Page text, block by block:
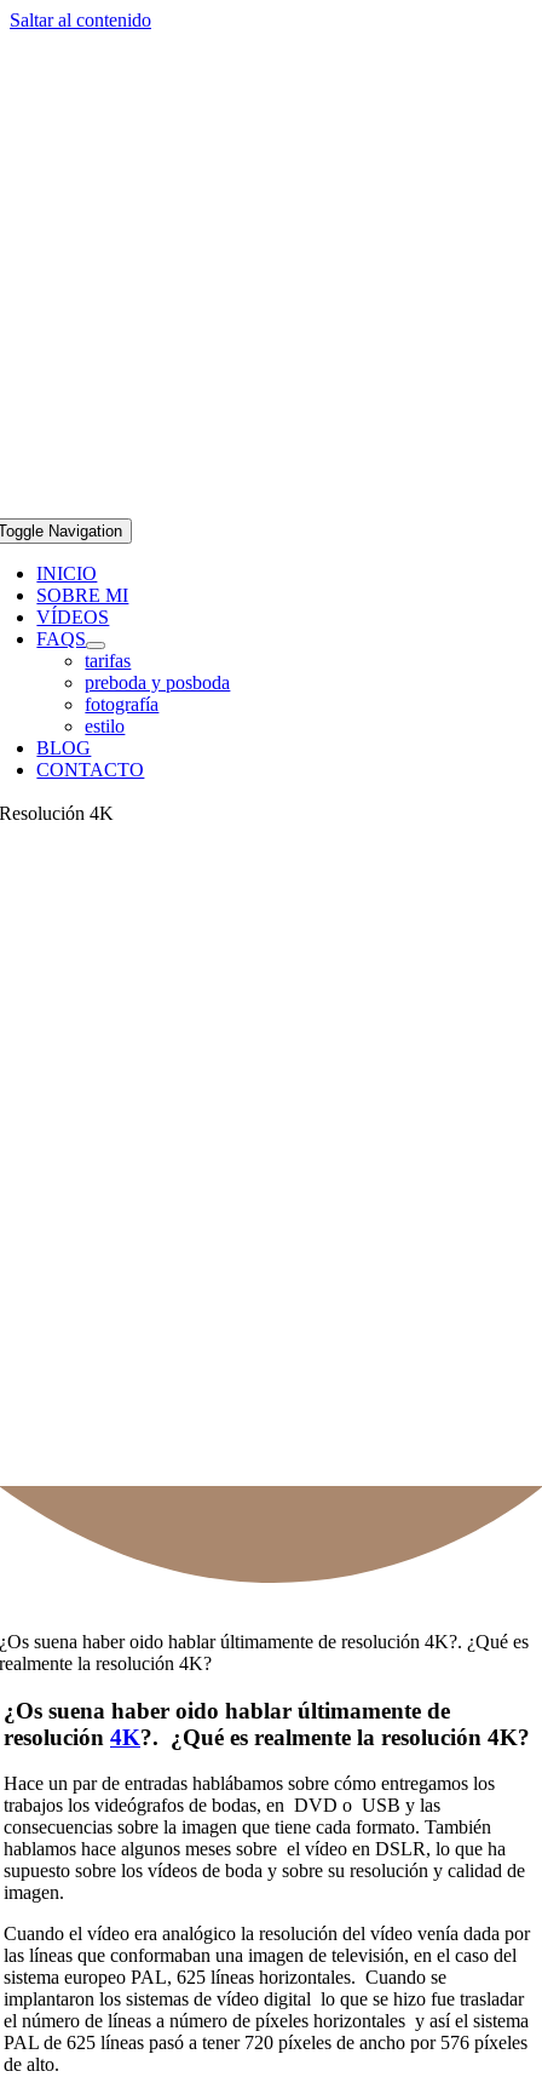
Saltar al contenido
Navigation
INICIO
SOBRE MI
VÍDEOS
FAQS
tarifas
preboda y posboda
fotografía
estilo
BLOG
CONTACTO
Resolución 4K
¿Os suena haber oido hablar últimamente de resolución 4K?. ¿Qué es
realmente la resolución 4K?
¿Os suena haber oido hablar últimamente de
resolución 4K?. ¿Qué es realmente la resolución 4K?
Hace un par de entradas hablábamos sobre cómo entregamos los
trabajos los videógrafos de bodas, en DVD o USB y las
consecuencias sobre la imagen que tiene cada formato. También
hablamos hace algunos meses sobre el vídeo en DSLR, lo que ha
supuesto sobre los vídeos de boda y sobre su resolución y calidad de
imagen.
Cuando el vídeo era analógico la resolución del vídeo venía dada por
las líneas que conformaban una imagen de televisión, en el caso del
sistema europeo PAL, 625 líneas horizontales. Cuando se
implantaron los sistemas de vídeo digital lo que se hizo fue trasladar
el número de líneas a número de píxeles horizontales y así el sistema
PAL de 625 líneas pasó a tener 720 píxeles de ancho por 576 píxeles
de alto.